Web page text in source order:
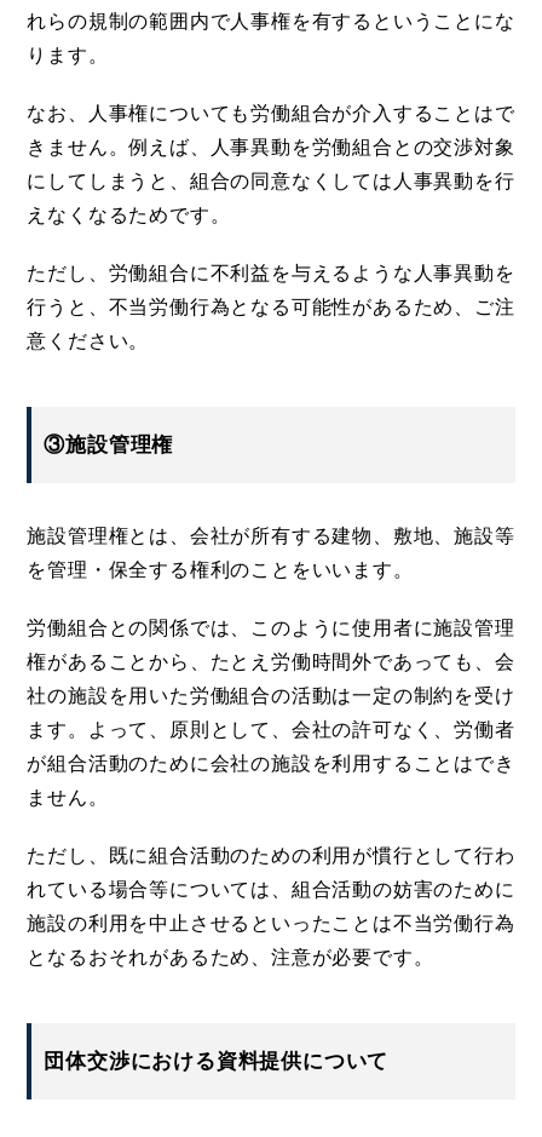
れらの規制の範囲内で人事権を有するということにな
ります。
なお、人事権についても労働組合が介入することはで
きません。例えば、人事異動を労働組合との交渉対象
にしてしまうと、組合の同意なくしては人事異動を行
えなくなるためです。
ただし、労働組合に不利益を与えるような人事異動を
行うと、不当労働行為となる可能性があるため、ご注
意ください。
③施設管理権
施設管理権とは、会社が所有する建物、敷地、施設等
を管理・保全する権利のことをいいます。
労働組合との関係では、このように使用者に施設管理
権があることから、たとえ労働時間外であっても、会
社の施設を用いた労働組合の活動は一定の制約を受け
ます。よって、原則として、会社の許可なく、労働者
が組合活動のために会社の施設を利用することはでき
ません。
ただし、既に組合活動のための利用が慣行として行わ
れている場合等については、組合活動の妨害のために
施設の利用を中止させるといったことは不当労働行為
となるおそれがあるため、注意が必要です。
団体交渉における資料提供について